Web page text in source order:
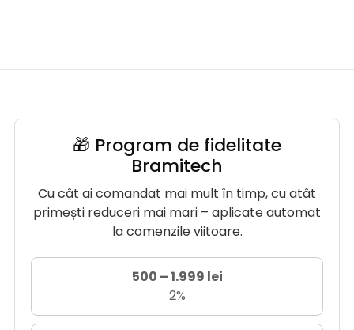
🎁 Program de fidelitate
Bramitech
Cu cât ai comandat mai mult în timp, cu atât
primești reduceri mai mari – aplicate automat
la comenzile viitoare.
500 – 1.999 lei
2%